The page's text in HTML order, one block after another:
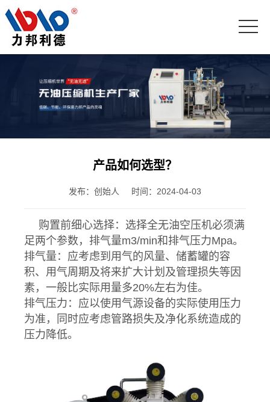
产品如何选型？
发布：创始人 时间：2024-04-03
购置前细心选择：选择全无油空压机必须满
足两个参数，排气量m3/min和排气压力Mpa。
排气量：应考虑到用气的风量、储蓄罐的容
积、用气周期及将来扩大计划及管理损失等因
素，一般比实际用量多20%左右为佳。
排气压力：应以使用气源设备的实际使用压力
为准，同时应考虑管路损失及净化系统造成的
压力降低。